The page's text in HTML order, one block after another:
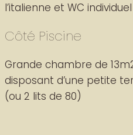
l’italienne et WC
Côté Piscine
Grande chambre de
disposant d’une petite
(ou 2 lits de 80)